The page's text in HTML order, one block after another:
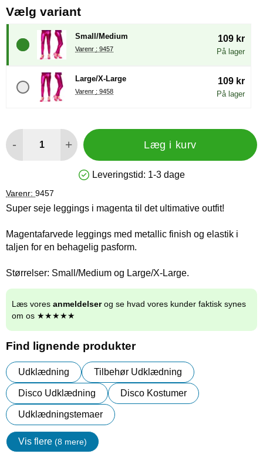
Vælg variant, (Valg af en ny radioknap vil
Small/Medium
Varenr : 9457
109 kr
På lager
Large/X-Large
Varenr : 9458
109 kr
På lager
- + Læg i kurv
Produkttilgængelighed: På lager
Leveringstid: 1-3 dage
Varenr: 9457
Super seje leggings i magenta til det ultimative outfit!
Magentafarvede leggings med metallic finish og elastik i
taljen for en behagelig pasform.
Størrelser: Small/Medium og Large/X-Large.
Læs vores anmeldelserog se hvad vores kunder faktisk synes
om os ★★★★★
Find lignende produkter
Udklædning Tilbehør Udklædning
Disco Udklædning Disco Kostumer
Udklædningstemaer
Vis flere (8 mere)
Egenskaper